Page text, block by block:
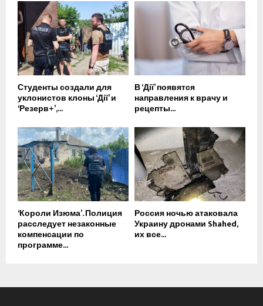
Студенты создали для
уклонистов клоны ‘Дії’ и
‘Резерв+’,...
В ‘Дії’ появятся
направления к врачу и
рецепты...
‘Короли Изюма’. Полиция
расследует незаконные
компенсации по
программе...
Россия ночью атаковала
Украину дронами Shahed,
их все...